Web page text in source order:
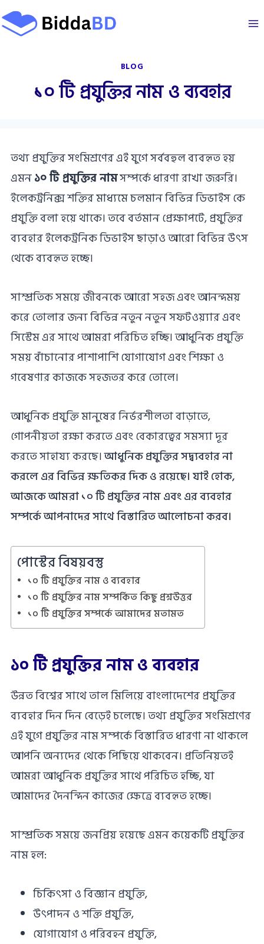
Skip
to
BLOG
১০ টি প্রযুক্তির নাম ও ব্যবহার
তথ্য প্রযুক্তির সংমিশ্রণের এই যুগে সর্ববহুল ব্যবহৃত হয়
এমন১০ টি প্রযুক্তির নামসম্পর্কে ধারণা রাখা জরুরি।
ইলেকট্রনিক্স শক্তির মাধ্যমে চলমান বিভিন্ন ডিভাইস কে
প্রযুক্তি বলা হয়ে থাকে। তবে বর্তমান প্রেক্ষাপটে, প্রযুক্তির
ব্যবহার ইলেকট্রনিক ডিভাইস ছাড়াও আরো বিভিন্ন উৎস
থেকে ব্যবহৃত হচ্ছে।
সাম্প্রতিক সময়ে জীবনকে আরো সহজ এবং আনন্দময়
করে তোলার জন্য বিভিন্ন নতুন নতুন সফটওয়্যার এবং
সিস্টেম এর সাথে আমরা পরিচিত হচ্ছি। আধুনিক প্রযুক্তি
সময় বাঁচানোর পাশাপাশি যোগাযোগ এবং শিক্ষা ও
গবেষণার কাজকে সহজতর করে তোলে।
আধুনিক প্রযুক্তি মানুষের নির্ভরশীলতা বাড়াতে,
গোপনীয়তা রক্ষা করতে এবং বেকারত্বের সমস্যা দূর
করতে সাহায্য করছে।আধুনিক প্রযুক্তির সদ্ব্যবহার না
করলে এর বিভিন্ন ক্ষতিকর দিক ও রয়েছে। যাই হোক,
আজকে আমরা১০‌ টি প্রযুক্তির নামএবং এর ব্যবহার
সম্পর্কে আপনাদের সাথে বিস্তারিত আলোচনা করব।
পোস্টের বিষয়বস্তু
১০ টি প্রযুক্তির নাম ও ব্যবহার
১০ টি প্রযুক্তির নাম সম্পর্কিত কিছু প্রশ্ন‌উত্তর
১০ টি প্রযুক্তির সম্পর্কে আমাদের মতামত
১০ টি প্রযুক্তির নাম ও ব্যবহার
উন্নত বিশ্বের সাথে তাল মিলিয়ে বাংলাদেশের প্রযুক্তির
ব্যবহার দিন দিন বেড়েই চলেছে। তথ্য প্রযুক্তির সংমিশ্রণের
এই যুগে প্রযুক্তির নাম সম্পর্কে বিস্তারিত ধারণা না থাকলে
আপনি অন্যদের থেকে পিছিয়ে থাকবেন। প্রতিনিয়তই
আমরা আধুনিক প্রযুক্তির সাথে পরিচিত হচ্ছি, যা
আমাদের দৈনন্দিন কাজের ক্ষেত্রে ব্যবহৃত হচ্ছে।
সাম্প্রতিক সময়ে জনপ্রিয় হয়েছে এমন কয়েকটি প্রযুক্তির
নাম হল:
চিকিৎসা ও বিজ্ঞান প্রযুক্তি,
উৎপাদন ও শক্তি প্রযুক্তি,
যোগাযোগ ও পরিবহন প্রযুক্তি,